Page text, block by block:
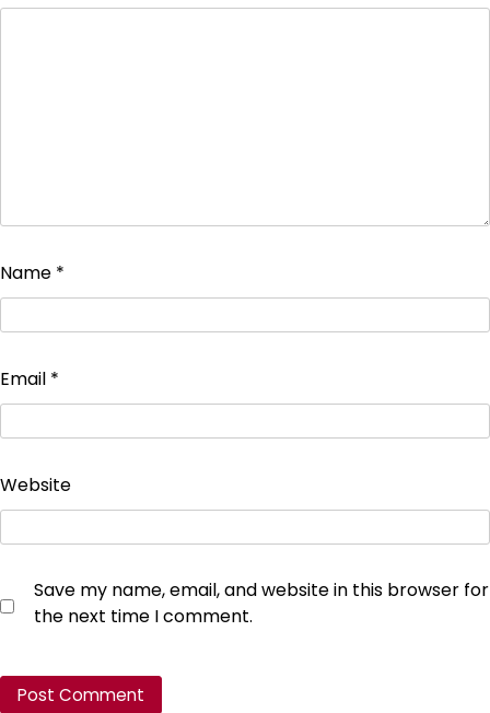
Name *
Email *
Website
Save my name, email, and website in this browser for
the next time I comment.